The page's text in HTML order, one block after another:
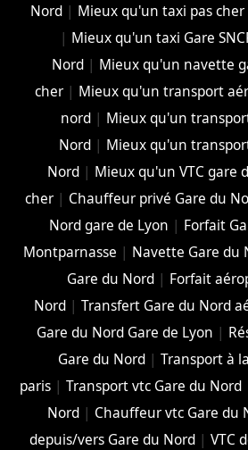
Nord | Mieux qu'un taxi pas
| Mieux qu'un taxi Gare
Nord| Mieux qu'un navette
cher| Mieux qu'un transport
nord | Mieux qu'un
Nord | Mieux qu'un
Nord| Mieux qu'un VTC gare
cher| Chauffeur privé Gare du
Nord gare de Lyon | Forfait
Montparnasse | Navette Gare du
Gare du Nord| Forfait
Nord |Transfert Gare du Nord
Gare du Nord Gare de Lyon |
Gare du Nord |Transport à
paris| Transport vtc Gare du Nord
Nord| Chauffeur vtc Gare du
depuis/vers Gare du Nord |VTC